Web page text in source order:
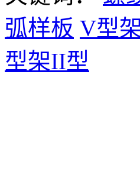
弧样板 V型
型架II型